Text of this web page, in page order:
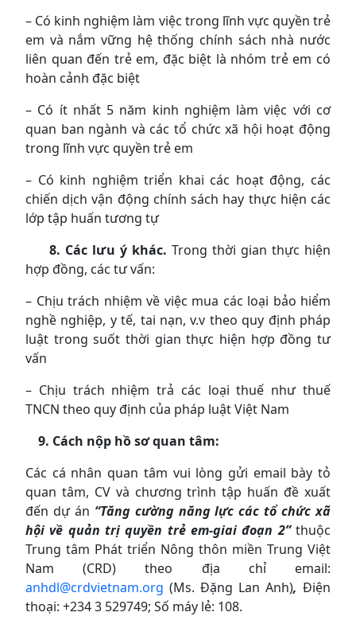
– Có kinh nghiệm làm việc trong lĩnh vực quyền trẻ
em và nắm vững hệ thống chính sách nhà nước
liên quan đến trẻ em, đặc biệt là nhóm trẻ em có
hoàn cảnh đặc biệt
– Có ít nhất 5 năm kinh nghiệm làm việc với cơ
quan ban ngành và các tổ chức xã hội hoạt động
trong lĩnh vực quyền trẻ em
– Có kinh nghiệm triển khai các hoạt động, các
chiến dịch vận động chính sách hay thực hiện các
lớp tập huấn tương tự
8. Các lưu ý khác. Trong thời gian thực hiện
hợp đồng, các tư vấn:
– Chịu trách nhiệm về việc mua các loại bảo hiểm
nghề nghiệp, y tế, tai nạn, v.v theo quy định pháp
luật trong suốt thời gian thực hiện hợp đồng tư
vấn
– Chịu trách nhiệm trả các loại thuế như thuế
TNCN theo quy định của pháp luật Việt Nam
9. Cách nộp hồ sơ quan tâm:
Các cá nhân quan tâm vui lòng gửi email bày tỏ
quan tâm, CV và chương trình tập huấn đề xuất
đến dự án “Tăng cường năng lực các tổ chức xã
hội về quản trị quyền trẻ em-giai đoạn 2”thuộc
Trung tâm Phát triển Nông thôn miền Trung Việt
Nam (CRD) theo địa chỉ email:
anhdl@crdvietnam.org (Ms. Đặng Lan Anh), Điện
thoại: +234 3 529749; Số máy lẻ: 108.